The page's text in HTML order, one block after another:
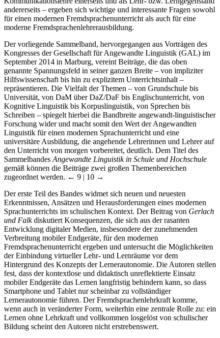
andererseits – ergeben sich wichtige und interessante Fragen sowohl
für einen modernen Fremdsprachenunterricht als auch für eine
moderne Fremdsprachenlehrerausbildung.
Der vorliegende Sammelband, hervorgegangen aus Vorträgen des
Kongresses der Gesellschaft für Angewandte Linguistik (GAL) im
September 2014 in Marburg, vereint Beiträge, die das oben
genannte Spannungsfeld in seiner ganzen Breite – von impliziter
Hilfswissenschaft bis hin zu explizitem Unterrichtsinhalt –
repräsentieren. Die Vielfalt der Themen – von Grundschule bis
Universität, von DaM über DaZ/DaF bis Englischunterricht, von
Kognitive Linguistik bis Korpuslinguistik, von Sprechen bis
Schreiben – spiegelt hierbei die Bandbreite angewandt-linguistischer
Forschung wider und macht somit den Wert der Angewandten
Linguistik für einen modernen Sprachunterricht und eine
universitäre Ausbildung, die angehende Lehrerinnen und Lehrer auf
den Unterricht von morgen vorbereitet, deutlich. Dem Titel des
Sammelbandes Angewandte Linguistik in Schule und Hochschule
gemäß können die Beiträge zwei großen Themenbereichen
zugeordnet werden. ← 9 | 10 →
Der erste Teil des Bandes widmet sich neuen und neuesten
Erkenntnissen, Ansätzen und Herausforderungen eines modernen
Sprachunterrichts im schulischen Kontext. Der Beitrag von Gerlach
und Falkdiskutiert Konsequenzen, die sich aus der rasanten
Entwicklung digitaler Medien, insbesondere der zunehmenden
Verbreitung mobiler Endgeräte, für den modernen
Fremdsprachenunterricht ergeben und untersucht die Möglichkeiten
der Einbindung virtueller Lehr- und Lernräume vor dem
Hintergrund des Konzepts der Lernerautonomie. Die Autoren stellen
fest, dass der kontextlose und didaktisch unreflektierte Einsatz
mobiler Endgeräte das Lernen langfristig behindern kann, so dass
Smartphone und Tablet nur scheinbar zu vollständiger
Lernerautonomie führen. Der Fremdsprachenlehrkraft komme,
wenn auch in veränderter Form, weiterhin eine zentrale Rolle zu: ein
Lernen ohne Lehrkraft und vollkommen losgelöst von schulischer
Bildung scheint den Autoren nicht erstrebenswert.